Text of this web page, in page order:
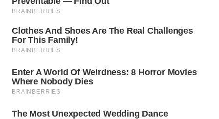
LIKUPANG
WN
WN